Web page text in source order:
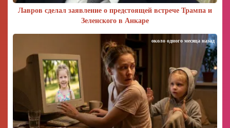
Лавров сделал заявление о предстоящей встрече Трампа и
Зеленского в Анкаре
около одного месяца назад